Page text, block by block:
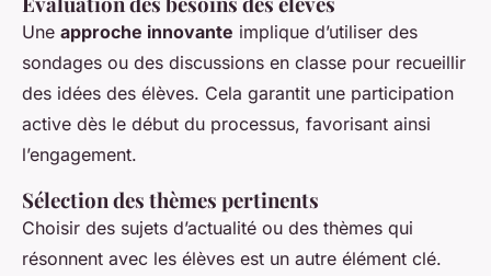
Une approche innovante implique d’utiliser des
sondages ou des discussions en classe pour recueillir
des idées des élèves. Cela garantit une participation
active dès le début du processus, favorisant ainsi
l’engagement.
Sélection des thèmes pertinents
Choisir des sujets d’actualité ou des thèmes qui
résonnent avec les élèves est un autre élément clé.